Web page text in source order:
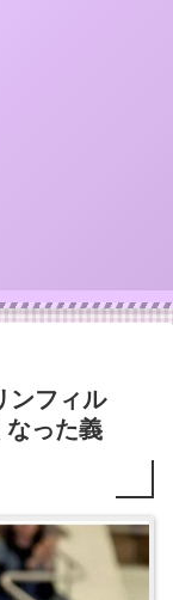
ンフィル
なった義